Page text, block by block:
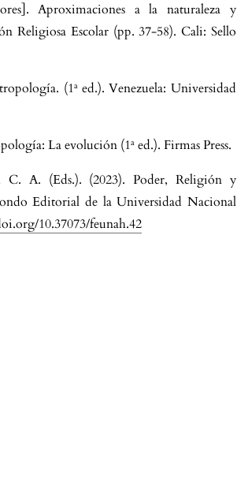
Aproximaciones a la naturaleza y
Religiosa Escolar (pp. 37-58). Cali: Sello
(1ª ed.). Venezuela: Universidad
La evolución (1ª ed.). Firmas Press.
A. (Eds.). (2023). Poder, Religión y
Editorial de la Universidad Nacional
10.37073/feunah.42